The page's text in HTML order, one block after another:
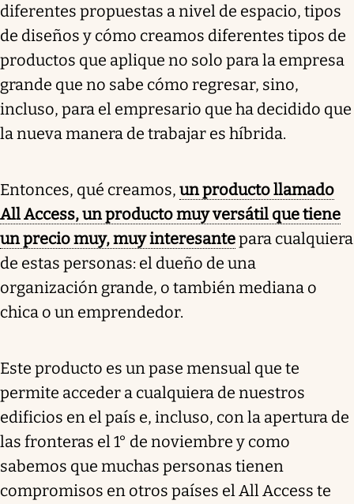
diferentes propuestas a nivel de espacio, tipos
de diseños y cómo creamos diferentes tipos de
productos que aplique no solo para la empresa
grande que no sabe cómo regresar, sino,
incluso, para el empresario que ha decidido que
la nueva manera de trabajar es híbrida.
Entonces, qué creamos, un producto llamado
All Access, un producto muy versátil que tiene
un precio muy, muy interesantepara cualquiera
de estas personas: el dueño de una
organización grande, o también mediana o
chica o un emprendedor.
Este producto es un pase mensual que te
permite acceder a cualquiera de nuestros
edificios en el país e, incluso, con la apertura de
las fronteras el 1° de noviembre y como
sabemos que muchas personas tienen
compromisos en otros países el All Access te